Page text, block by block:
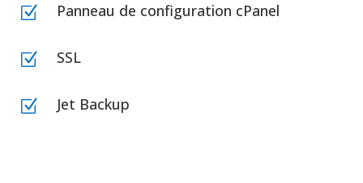
Z Panneau de configuration cPanel
Z SSL
Z Jet Backup